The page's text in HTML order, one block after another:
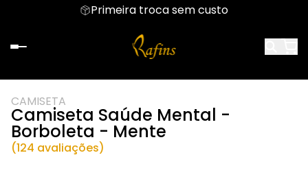
Primeira troca sem custo
CAMISETA
Camiseta Saúde Mental -
Borboleta - Mente
(124 avaliações)